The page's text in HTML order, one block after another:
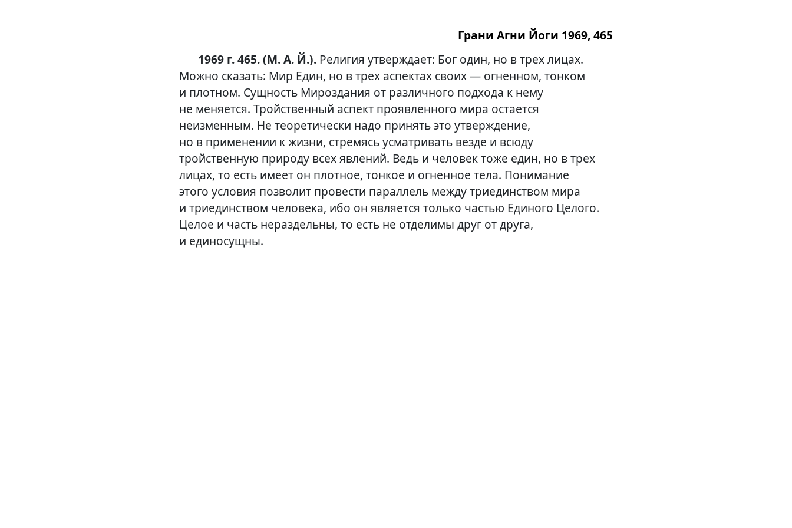
Грани Агни Йоги 1969, 465
1969 г. 465. (М. А. Й.). Религия утверждает: Бог один, но в трех лицах.
Можно сказать: Мир Един, но в трех аспектах своих — огненном, тонком
и плотном. Сущность Мироздания от различного подхода к нему
не меняется. Тройственный аспект проявленного мира остается
неизменным. Не теоретически надо принять это утверждение,
но в применении к жизни, стремясь усматривать везде и всюду
тройственную природу всех явлений. Ведь и человек тоже един, но в трех
лицах, то есть имеет он плотное, тонкое и огненное тела. Понимание
этого условия позволит провести параллель между триединством мира
и триединством человека, ибо он является только частью Единого Целого.
Целое и часть нераздельны, то есть не отделимы друг от друга,
и единосущны.